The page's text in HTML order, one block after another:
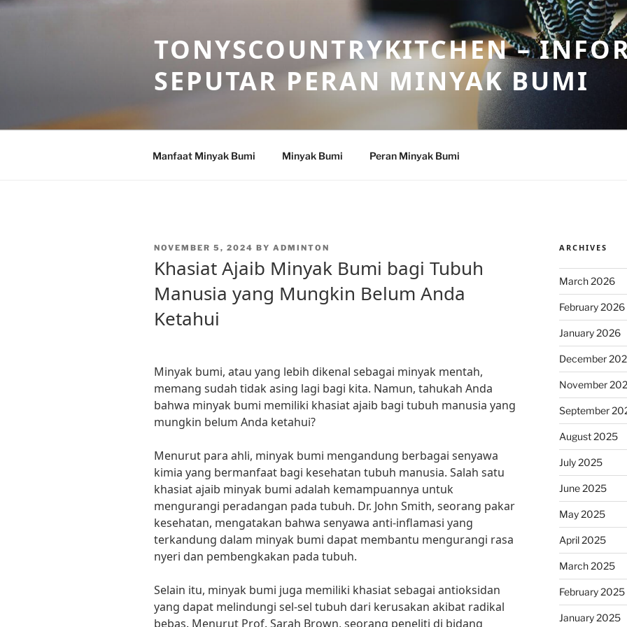
Skip
TONYSCOUNTRYKITCHEN –
SEPUTAR PERAN MINYAK BUMI
Manfaat Minyak Bumi Minyak Bumi Peran Minyak Bumi
POSTED
NOVEMBER 5, 2024 BY ADMINTON
Khasiat Ajaib Minyak Bumi bagi Tubuh
Manusia yang Mungkin Belum Anda
Ketahui
Minyak bumi, atau yang lebih dikenal sebagai minyak mentah,
memang sudah tidak asing lagi bagi kita. Namun, tahukah Anda
bahwa minyak bumi memiliki khasiat ajaib bagi tubuh manusia yang
mungkin belum Anda ketahui?
Menurut para ahli, minyak bumi mengandung berbagai senyawa
kimia yang bermanfaat bagi kesehatan tubuh manusia. Salah satu
khasiat ajaib minyak bumi adalah kemampuannya untuk
mengurangi peradangan pada tubuh. Dr. John Smith, seorang pakar
kesehatan, mengatakan bahwa senyawa anti-inflamasi yang
terkandung dalam minyak bumi dapat membantu mengurangi rasa
nyeri dan pembengkakan pada tubuh.
Selain itu, minyak bumi juga memiliki khasiat sebagai antioksidan
yang dapat melindungi sel-sel tubuh dari kerusakan akibat radikal
bebas. Menurut Prof. Sarah Brown, seorang peneliti di bidang
ARCHIVES
March 2026
February 2026
January 2026
December
November
September
August 2025
July 2025
June 2025
May 2025
April 2025
March 2025
February 2025
January 2025